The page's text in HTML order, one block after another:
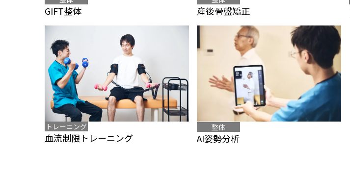
GIFT整体 産後骨盤矯正
トレーニング
血流制限トレーニング
整体
AI姿勢分析